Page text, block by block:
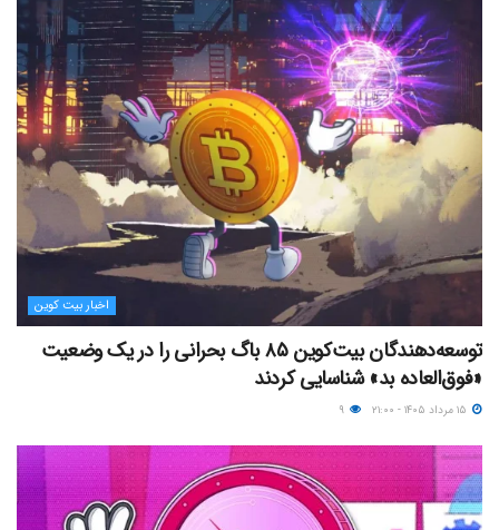
اخبار بیت کوین
توسعه‌دهندگان بیت‌کوین ۸۵ باگ بحرانی را در یک وضعیت
«فوق‌العاده بد» شناسایی کردند